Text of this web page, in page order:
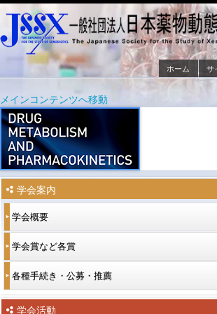
ホーム サ
メインメニュー
メインコンテンツへ移動
サブコンテンツへ移動
学会案内
学会概要
学会賞など各賞
各種手続き・公募・推薦
学会活動